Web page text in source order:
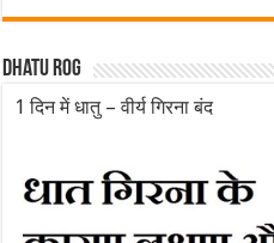
Dhatu rog
1 दिन में धातु – वीर्य गिरना बंद